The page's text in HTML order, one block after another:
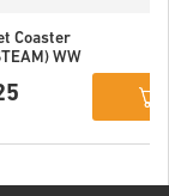
Coaster
WW